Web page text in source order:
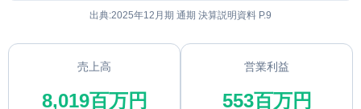
出典:2025年12月期 通期 決算説明資料 P.9
売上高
8,019百万円
営業利益
553百万円